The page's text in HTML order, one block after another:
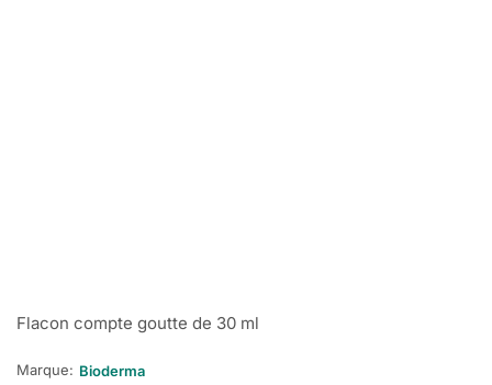
Flacon compte goutte de 30 ml
Marque: Bioderma